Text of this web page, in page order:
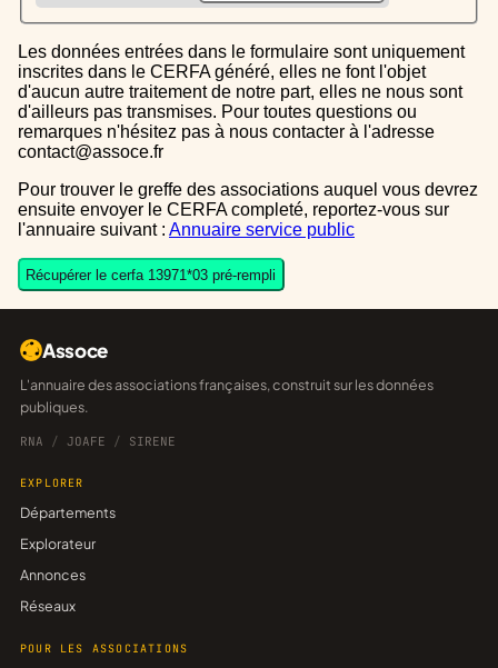
Les données entrées dans le formulaire sont uniquement
inscrites dans le CERFA généré, elles ne font l'objet
d'aucun autre traitement de notre part, elles ne nous sont
d'ailleurs pas transmises. Pour toutes questions ou
remarques n'hésitez pas à nous contacter à l'adresse
contact@assoce.fr
Pour trouver le greffe des associations auquel vous devrez
ensuite envoyer le CERFA completé, reportez-vous sur
l'annuaire suivant : Annuaire service public
Récupérer le cerfa 13971*03 pré-rempli
Assoce
L'annuaire des associations françaises, construit sur les données
publiques.
RNA / JOAFE / SIRENE
EXPLORER
Départements
Explorateur
Annonces
Réseaux
POUR LES ASSOCIATIONS